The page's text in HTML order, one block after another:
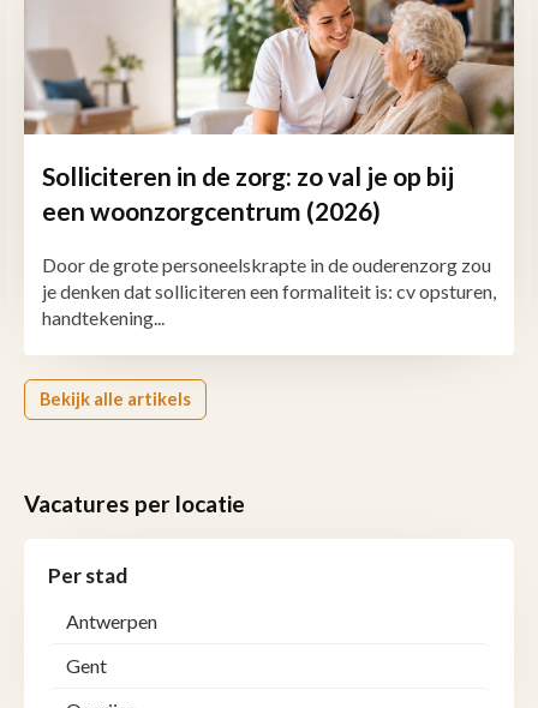
Solliciteren in de zorg: zo val je op bij
een woonzorgcentrum (2026)
Door de grote personeelskrapte in de ouderenzorg zou
je denken dat solliciteren een formaliteit is: cv opsturen,
handtekening...
Bekijk alle artikels
Vacatures per locatie
Per stad
Antwerpen
Gent